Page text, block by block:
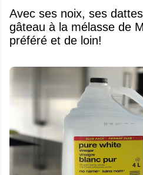
Avec ses noix, ses
gâteau à la mélasse de
préféré et de loin!